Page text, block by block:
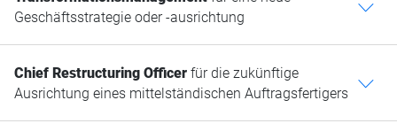
Geschäftsstrategie oder -ausrichtung
c
Chief Restructuring Officer für die zukünftige
Ausrichtung eines mittelständischen Auftragsfertigers
c